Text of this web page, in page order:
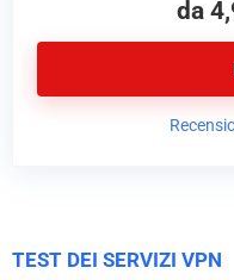
da
TEST DEI SERVIZI VPN